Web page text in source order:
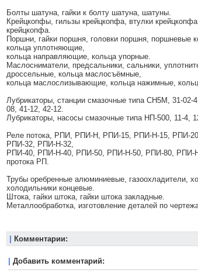
Болты шатуна, гайки к болту шатуна, шатуны.
Крейцкопфы, гильзы крейцкопфа, втулки
крейцкопфа.
Поршни, гайки поршня, головки поршня, поршневые
кольца уплотняющие,
кольца направляющие, кольца упорные.
Маслосниматели, предсальники, сальники,
дроссельные, кольца маслосъёмные,
кольца маслослизывающие, кольца нажимные,
Лубрикаторы, станции смазочные типа СН5М, 31-02-
08, 41-12, 42-12.
Лубрикаторы, насосы смазочные типа НП-500, 11-4,
Реле потока, РПИ, РПИ-Н, РПИ-15, РПИ-Н-15, РПИ-
РПИ-32, РПИ-Н-32,
РПИ-40, РПИ-Н-40, РПИ-50, РПИ-Н-50, РПИ-80, РПИ-
протока РП.
Трубы оребренные алюминиевые, газоохладители,
холодильники концевые.
Штока, гайки штока, гайки штока закладные.
Металлообработка, изготовление деталей по
Комментарии:
Добавить комментарий: